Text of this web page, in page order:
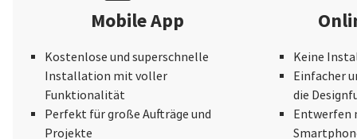
Mobile App
Kostenlose und superschnelle
Installation mit voller
Funktionalität
Perfekt für große Aufträge und
Projekte
Keine
Einfacher
die
Entwerfen